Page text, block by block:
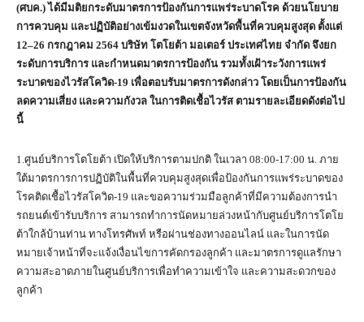
(ศบค.) ได้มีมติยกระดับมาตรการป้องกันการแพร่ระบาดโรค ด้วยนโยบาย
การควบคุม และปฏิบัติอย่างเข้มงวดในเขตจังหวัดพื้นที่ควบคุมสูงสุด ตั้งแต่
12–26 กรกฎาคม 2564 บริษัท โตโยต้า มอเตอร์ ประเทศไทย จำกัด จึงยก
ระดับการบริการ และกำหนดมาตรการป้องกัน รวมทั้งเฝ้าระวังการแพร่
ระบาดของไวรัสโควิด-19 เพื่อตอบรับมาตรการดังกล่าว โดยเป็นการป้องกัน
ลดความเสี่ยง และความกังวล ในการติดเชื้อไวรัส ตามรายละเอียดดังต่อไป
นี้
1.ศูนย์บริการโตโยต้า เปิดให้บริการตามปกติ ในเวลา 08:00-17:00 น. ภาย
ใต้มาตรการการปฏิบัติในพื้นที่ควบคุมสูงสุดเพื่อป้องกันการแพร่ระบาดของ
โรคติดเชื้อไวรัสโควิด-19 และขอความร่วมมือลูกค้าที่มีความต้องการนำ
รถยนต์เข้ารับบริการ สามารถทำการนัดหมายล่วงหน้ากับศูนย์บริการโตโย
ต้าใกล้บ้านท่าน ทางโทรศัพท์ หรือผ่านช่องทางออนไลน์ และในการนัด
หมายเจ้าหน้าที่จะแจ้งเงื่อนไขการคัดกรองลูกค้า และมาตรการดูแลรักษา
ความสะอาดภายในศูนย์บริการเพื่อทำความเข้าใจ และความสะดวกของ
ลูกค้า